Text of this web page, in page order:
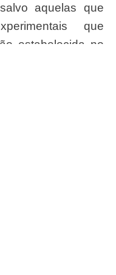
aquelas que
que
estabelecida no